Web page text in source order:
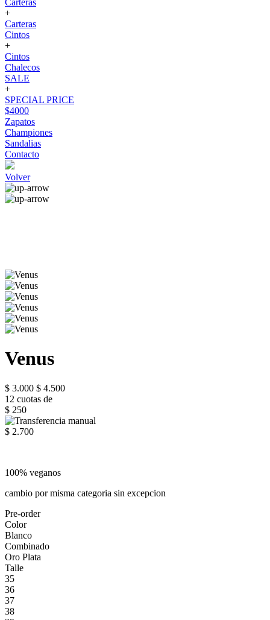
Carteras
+
Carteras
Cintos
+
Cintos
Chalecos
SALE
+
SPECIAL PRICE
$4000
Zapatos
Championes
Sandalias
Contacto
Volver
Venus
$ 3.000 $ 4.500
12 cuotas de
$ 250
$ 2.700
100% veganos
cambio por misma categoria sin excepcion
Pre-order
Color
Blanco
Combinado
Oro Plata
Talle
35
36
37
38